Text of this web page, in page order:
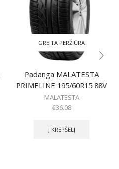
GREITA PERŽIŪRA
Padanga MALATESTA
PRIMELINE 195/60R15 88V
MALATESTA
€36.08
Į KREPŠELĮ